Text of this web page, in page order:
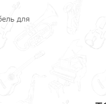
для